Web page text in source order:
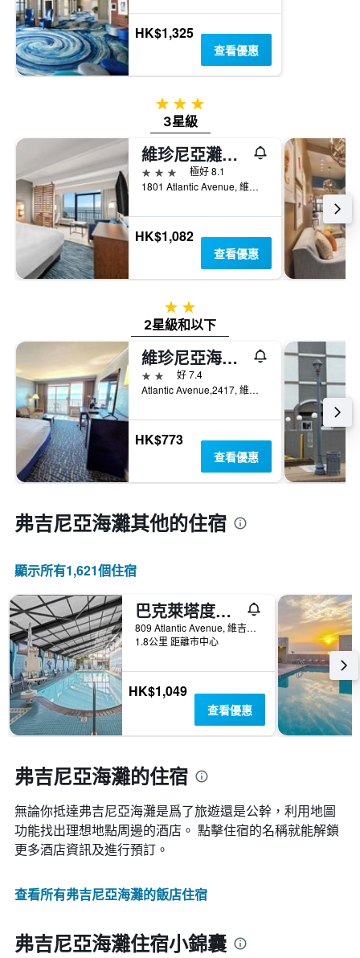
HK$1,325
查看優惠
3星級
3星級
維珍尼亞灘江山套房酒店 - 維吉尼亞海灘
3星級
極好 8.1
1801 Atlantic Avenue, 維吉尼亞海灘, VA, 美國
HK$1,082
查看優惠
2星級
2星級和以下
維珍尼亞海灘戴斯酒店 - 維吉尼亞海灘
2星級
好 7.4
Atlantic Avenue,2417, 維吉尼亞海灘, VA, 美國
HK$773
查看優惠
弗吉尼亞海灘​其他的住宿
顯示所有1,621​個住宿
巴克萊塔度假酒店 - 維吉尼亞海灘
809 Atlantic Avenue, 維吉尼亞海灘, VA, 美國
1.8公里 距離市中心
HK$1,049
查看優惠
弗吉尼亞海灘的住宿
無論你抵達弗吉尼亞海灘​是爲了旅遊還是公幹，利用地圖
功能找出理想地點周邊的酒店。 點擊住宿的名稱就能解鎖
更多酒店資訊及進行預訂。
查看所有弗吉尼亞海灘​的飯店住宿
弗吉尼亞海灘住宿小錦囊